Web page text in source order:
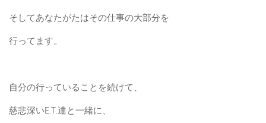
そしてあなたがたはその仕事の大部分を
行ってます。
自分の行っていることを続けて、
慈悲深いE.T.達と一緒に、